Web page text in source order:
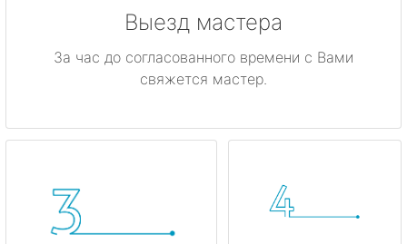
Выезд мастера
За час до согласованного времени с Вами
свяжется мастер.